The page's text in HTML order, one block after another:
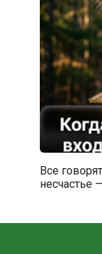
Все
несчастье